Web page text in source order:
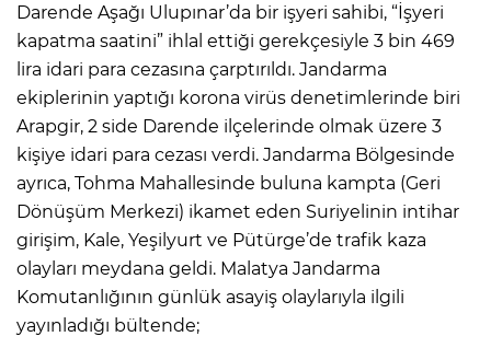
Darende Aşağı Ulupınar’da bir işyeri sahibi, “İşyeri
kapatma saatini” ihlal ettiği gerekçesiyle 3 bin 469
lira idari para cezasına çarptırıldı. Jandarma
ekiplerinin yaptığı korona virüs denetimlerinde biri
Arapgir, 2 side Darende ilçelerinde olmak üzere 3
kişiye idari para cezası verdi. Jandarma Bölgesinde
ayrıca, Tohma Mahallesinde buluna kampta (Geri
Dönüşüm Merkezi) ikamet eden Suriyelinin intihar
girişim, Kale, Yeşilyurt ve Pütürge’de trafik kaza
olayları meydana geldi. Malatya Jandarma
Komutanlığının günlük asayiş olaylarıyla ilgili
yayınladığı bültende;